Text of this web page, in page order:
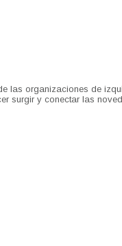
las organizaciones de
surgir y conectar las